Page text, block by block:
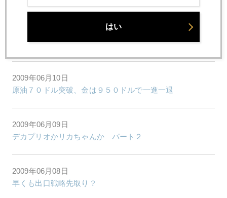
金を通してマーケットの潮流を読む
2009年06月10日
原油７０ドル突破、金は９５０ドルで一進一退
2009年06月09日
デカプリオかリカちゃんか パート２
2009年06月08日
早くも出口戦略先取り？
はい